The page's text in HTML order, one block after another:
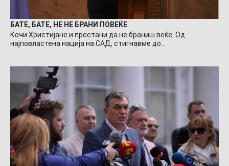
БАТЕ, БАТЕ, НЕ НЕ БРАНИ ПОВЕЌЕ
Кочи Христијане и престани да не браниш веќе. Од
најповластена нација на САД, стигнавме до…